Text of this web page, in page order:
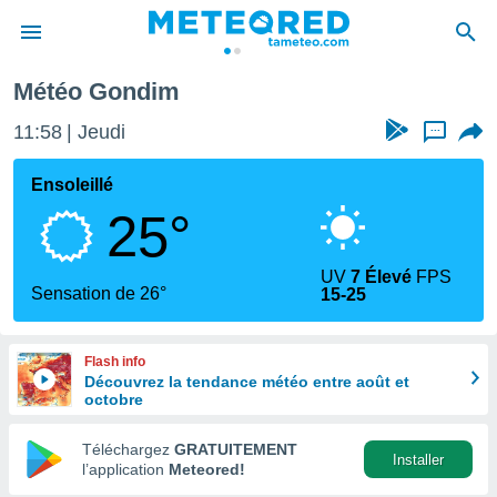
de
en
Météo Gondim
11:58 Jeudi ...
Ensoleillé
25°
Sensation de 26°
UV7 Élevé FPS
15-25
Flash info
Découvrez la tendance météo entre août et
octobre
Téléchargez GRATUITEMENT
l’application Meteored!
Installer